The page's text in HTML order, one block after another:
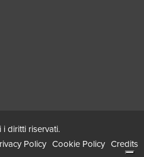
diritti riservati.
Policy Cookie Policy Credits